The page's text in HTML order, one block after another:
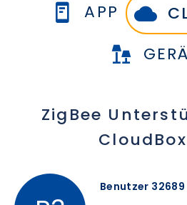
APP
ZigBee
Benutzer 32689